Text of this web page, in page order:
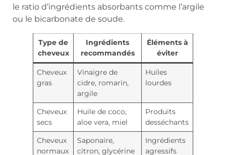
le ratio d’ingrédients absorbants comme l’argile
ou le bicarbonate de soude.
Type de
cheveux
Ingrédients
recommandés
Éléments à
éviter
Cheveux
gras
Vinaigre de
cidre, romarin,
argile
Huiles
lourdes
Cheveux
secs
Huile de coco,
aloe vera, miel
Produits
desséchants
Cheveux
normaux
Saponaire,
citron, glycérine
Ingrédients
agressifs